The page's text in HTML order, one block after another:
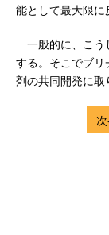
能として最大限に
一般的に、こう
する。そこでブリ
剤の共同開発に取